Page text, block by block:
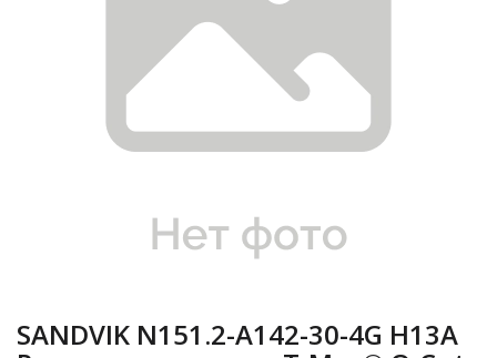
SANDVIK N151.2-A142-30-4G H13A